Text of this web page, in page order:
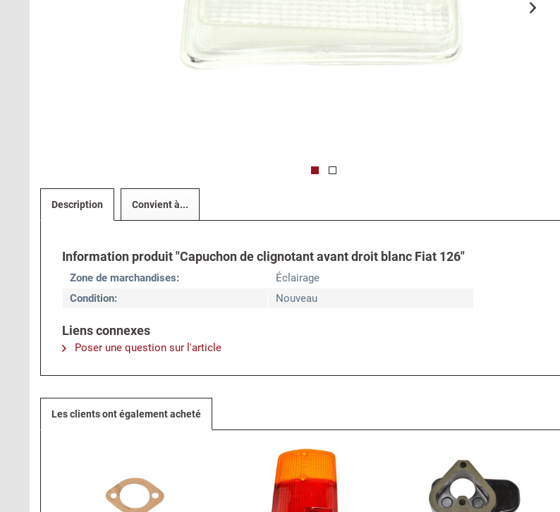
Description Convient à...
Information produit "Capuchon de clignotant avant droit blanc Fiat 126"
Zone de marchandises:
Éclairage
Condition:
Nouveau
Liens connexes
Poser une question sur l'article
Les clients ont également acheté